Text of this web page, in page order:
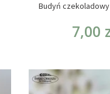
Budyń
7,00